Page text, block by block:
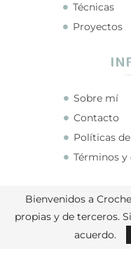
Técnicas
Proyectos
Sobre mí
Contacto
Políticas
Términos
Bienvenidos a
propias y de terceros.
acuerdo.